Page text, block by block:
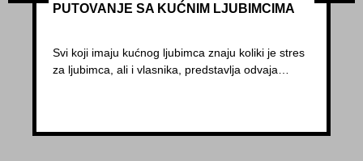
PUTOVANJE SA KUĆNIM LJUBIMCIMA
Svi koji imaju kućnog ljubimca znaju koliki je stres
za ljubimca, ali i vlasnika, predstavlja odvaja…